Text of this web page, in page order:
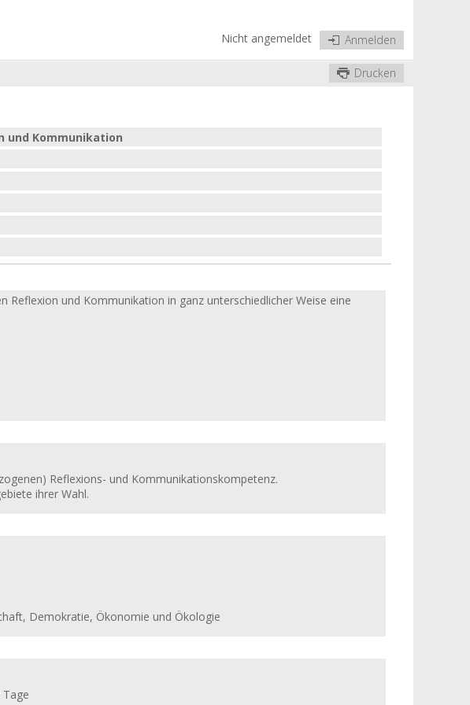
Nicht angemeldet Anmelden
Drucken
und Kommunikation
Reflexion und Kommunikation in ganz unterschiedlicher Weise eine
Reflexions- und Kommunikationskompetenz.
ihrer Wahl.
Demokratie, Ökonomie und Ökologie